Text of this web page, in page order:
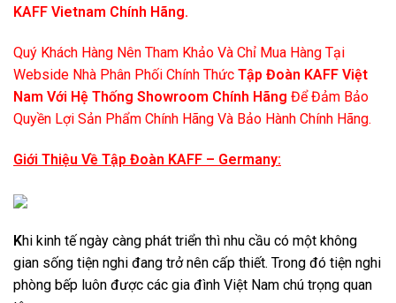
KAFF Vietnam Chính Hãng.
Quý Khách Hàng Nên Tham Khảo Và Chỉ Mua Hàng Tại
Webside Nhà Phân Phối Chính Thức Tập Đoàn KAFF Việt
Nam Với Hệ Thống Showroom Chính Hãng Để Đảm Bảo
Quyền Lợi Sản Phẩm Chính Hãng Và Bảo Hành Chính Hãng.
Giới Thiệu Về Tập Đoàn KAFF – Germany:
Khi kinh tế ngày càng phát triển thì nhu cầu có một không
gian sống tiện nghi đang trở nên cấp thiết. Trong đó tiện nghi
phòng bếp luôn được các gia đình Việt Nam chú trọng quan